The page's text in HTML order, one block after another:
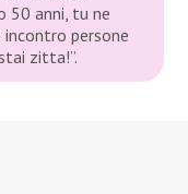
50 anni, tu ne
incontro persone
zitta!”.